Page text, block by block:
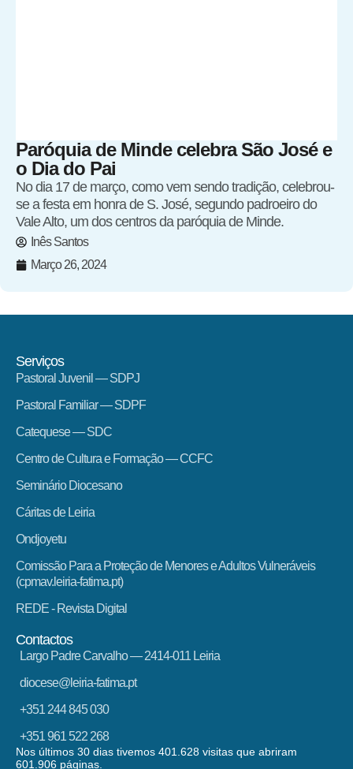
Paróquia de Minde celebra São José e
o Dia do Pai
No dia 17 de março, como vem sendo tradição, celebrou-
se a festa em honra de S. José, segundo padroeiro do
Vale Alto, um dos centros da paróquia de Minde.
Inês Santos
Março 26, 2024
Serviços
Pastoral Juvenil — SDPJ
Pastoral Familiar — SDPF
Catequese — SDC
Centro de Cultura e Formação — CCFC
Seminário Diocesano
Cáritas de Leiria
Ondjoyetu
Comissão Para a Proteção de Menores e Adultos Vulneráveis
(cpmav.leiria-fatima.pt)
REDE - Revista Digital
Contactos
Largo Padre Carvalho — 2414-011 Leiria
diocese@leiria-fatima.pt
+351 244 845 030
+351 961 522 268
Nos últimos 30 dias tivemos 401.628 visitas que abriram
601.906 páginas.